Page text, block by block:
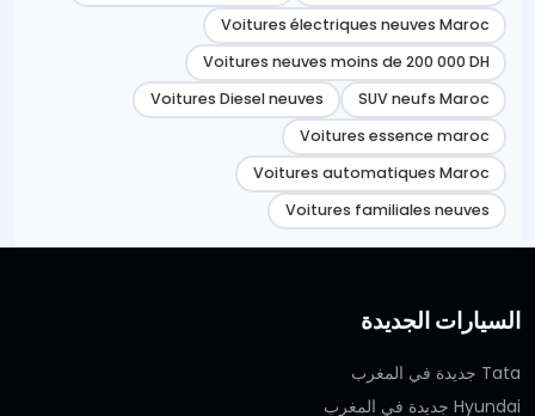
Voitures électriques neuves Maroc
Voitures neuves moins de 200 000 DH
SUV neufs Maroc
Voitures Diesel neuves
Voitures essence maroc
Voitures automatiques Maroc
Voitures familiales neuves
السيارات الجديدة
Tata جديدة في المغرب
Hyundai جديدة في المغرب